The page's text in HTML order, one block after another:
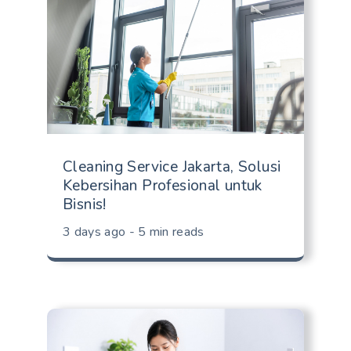
Cleaning Service Jakarta, Solusi
Kebersihan Profesional untuk
Bisnis!
3 days ago - 5 min reads